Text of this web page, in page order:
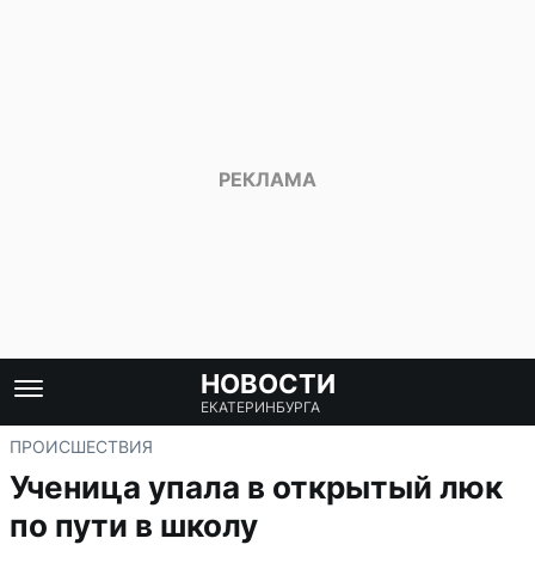
НОВОСТИ
ЕКАТЕРИНБУРГА
ПРОИСШЕСТВИЯ
Ученица упала в открытый люк
по пути в школу